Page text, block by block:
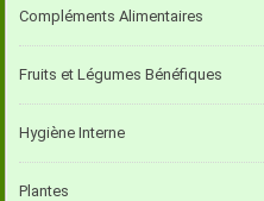
Compléments Alimentaires
Fruits et Légumes Bénéfiques
Hygiène Interne
Plantes